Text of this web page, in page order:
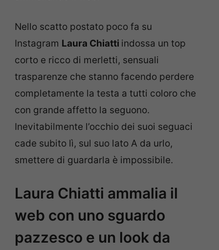
Nello scatto postato poco fa su
Instagram Laura Chiatti indossa un top
corto e ricco di merletti, sensuali
trasparenze che stanno facendo perdere
completamente la testa a tutti coloro che
con grande affetto la seguono.
Inevitabilmente l’occhio dei suoi seguaci
cade subito lì, sul suo lato A da urlo,
smettere di guardarla è impossibile.
Laura Chiatti ammalia il
web con uno sguardo
pazzesco e un look da